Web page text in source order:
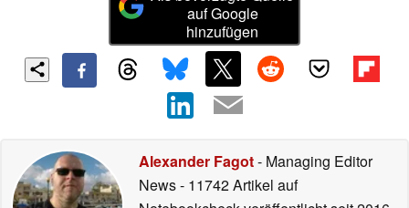
auf Google
hinzufügen
Alexander Fagot- Managing Editor
News- 11742 Artikel auf